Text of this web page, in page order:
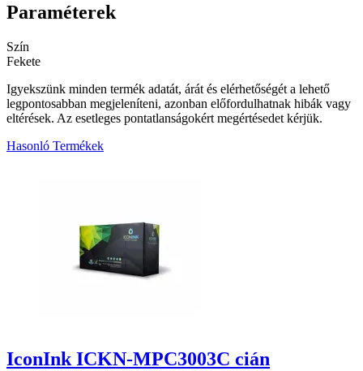
Paraméterek
Szín
Fekete
Igyekszünk minden termék adatát, árát és elérhetőségét a lehető
legpontosabban megjeleníteni, azonban előfordulhatnak hibák vagy
eltérések. Az esetleges pontatlanságokért megértésedet kérjük.
Hasonló Termékek
IconInk ICKN-MPC3003C cián